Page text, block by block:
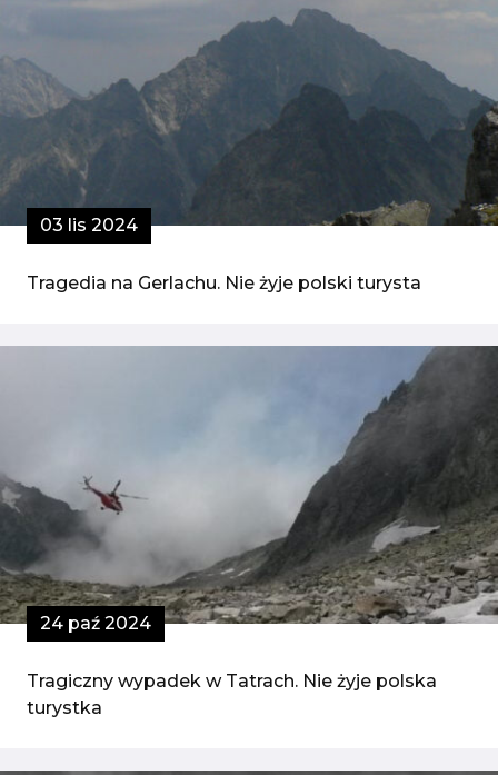
03 lis 2024
Tragedia na Gerlachu. Nie żyje polski turysta
24 paź 2024
Tragiczny wypadek w Tatrach. Nie żyje polska
turystka